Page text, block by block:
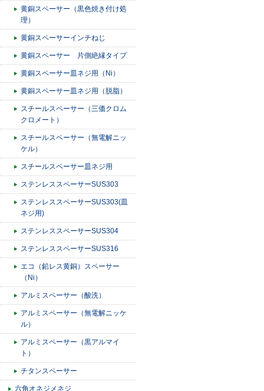
黄銅スペーサー（黒色焼き付け処
理）
黄銅スペーサーインチねじ
黄銅スペーサー 片側絶縁タイプ
黄銅スペーサー皿ネジ用（Ni）
黄銅スペーサー皿ネジ用（脱脂）
スチールスペーサー（三価クロム
クロメート）
スチールスペーサー（無電解ニッ
ケル）
スチールスペーサー皿ネジ用
ステンレススペーサーSUS303
ステンレススペーサーSUS303(皿
ネジ用)
ステンレススペーサーSUS304
ステンレススペーサーSUS316
エコ（鉛レス黄銅）スペーサー
（Ni）
アルミスペーサー（酸洗）
アルミスペーサー（無電解ニッケ
ル）
アルミスペーサー（黒アルマイ
ト）
チタンスペーサー
六角オネジメネジ